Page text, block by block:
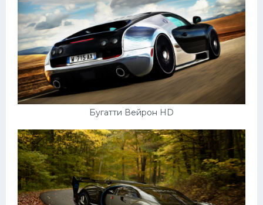
Бугатти Вейрон HD